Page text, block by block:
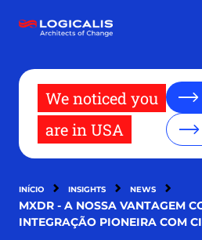
para
We noticed you
are in USA
INÍCIO INSIGHTS NEWS
MXDR - A NOSSA VANTAGEM
INTEGRAÇÃO PIONEIRA COM